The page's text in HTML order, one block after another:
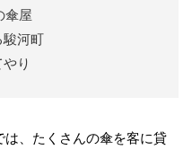
傘屋
駿河町
り
、たくさんの傘を客に貸